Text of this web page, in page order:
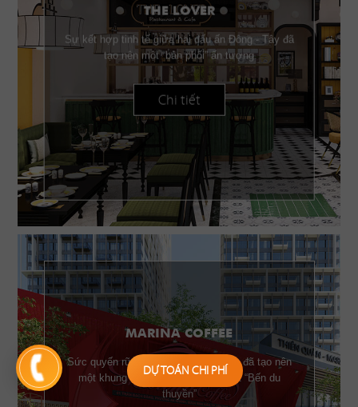
THE LOVER
Sự kết hợp tinh tế giữa hai dấu ấn Đông - Tây đã
tạo nên một “bản phối” ấn tượng
Chi tiết
MARINA COFFEE
Sức quyến rũ của những chiếc buồm đã tạo nên
một khung cảnh đặc trưng của một “Bến du
thuyền”
DỰ TOÁN CHI PHÍ